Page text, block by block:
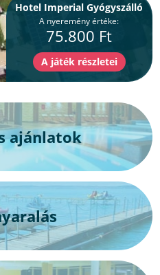
Hotel Imperial Gyógyszálló
A nyeremény értéke:
75.800 Ft
ajánlatok